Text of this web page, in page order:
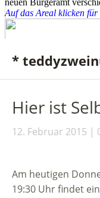
*
Hier ist
12. Februar 2015
Am heutigen
19:30 Uhr findet